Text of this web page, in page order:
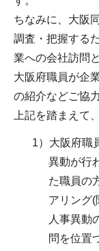
ちなみに、大阪
調査・把握する
業への会社訪問
大阪府職員が企
の紹介などご協
上記を踏まえて
1）大阪府職
異動が行
た職員の
アリング(
人事異動
問を位置